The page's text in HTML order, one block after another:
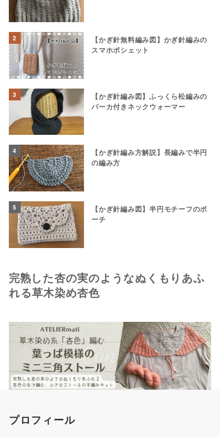
2
【かぎ針無料編み図】かぎ針編みの
スマホポシェット
3
【かぎ針編み図】ふっくら松編みの
パーカ付きネックウォーマー
4
【かぎ針編み方解説】長編みで半円
の編み方
5
【かぎ針編み図】半円モチーフのポ
ーチ
完熟した杏の実のようなぬくもりあふ
れる草木染め杏色
プロフィール